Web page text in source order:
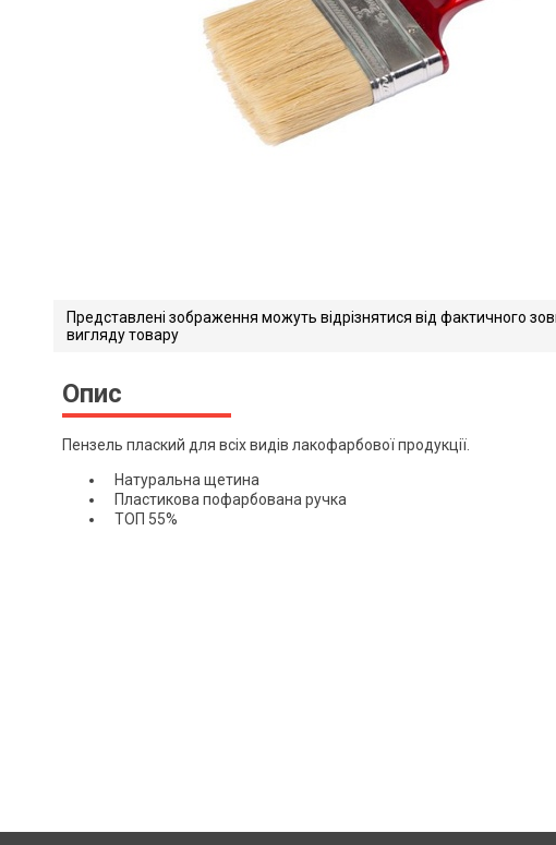
Представлені зображення можуть відрізнятися від фактичного
вигляду товару
Опис
Пензель плаский для всіх видів лакофарбової продукції.
Натуральна щетина
Пластикова пофарбована ручка
ТОП 55%